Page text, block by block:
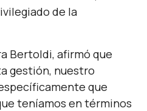
de la
Bertoldi, afirmó que
gestión, nuestro
que
teníamos en términos